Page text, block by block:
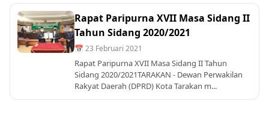
Rapat Paripurna XVII Masa Sidang II
Tahun Sidang 2020/2021
📅 23 Februari 2021
Rapat Paripurna XVII Masa Sidang II Tahun
Sidang 2020/2021TARAKAN - Dewan Perwakilan
Rakyat Daerah (DPRD) Kota Tarakan m...